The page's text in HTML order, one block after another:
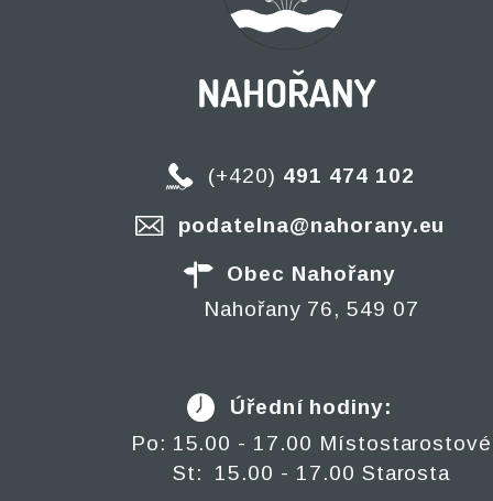
(+420) 491 474 102
podatelna@nahorany.eu
Obec Nahořany
Nahořany 76, 549 07
Úřední hodiny:
Po: 15.00 - 17.00 Místostarostové
St: 15.00 - 17.00 Starosta